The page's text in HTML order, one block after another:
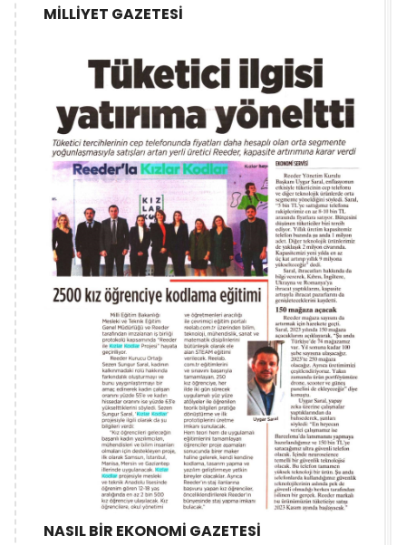
MİLLİYET GAZETESİ
NASIL BİR EKONOMİ GAZETESİ